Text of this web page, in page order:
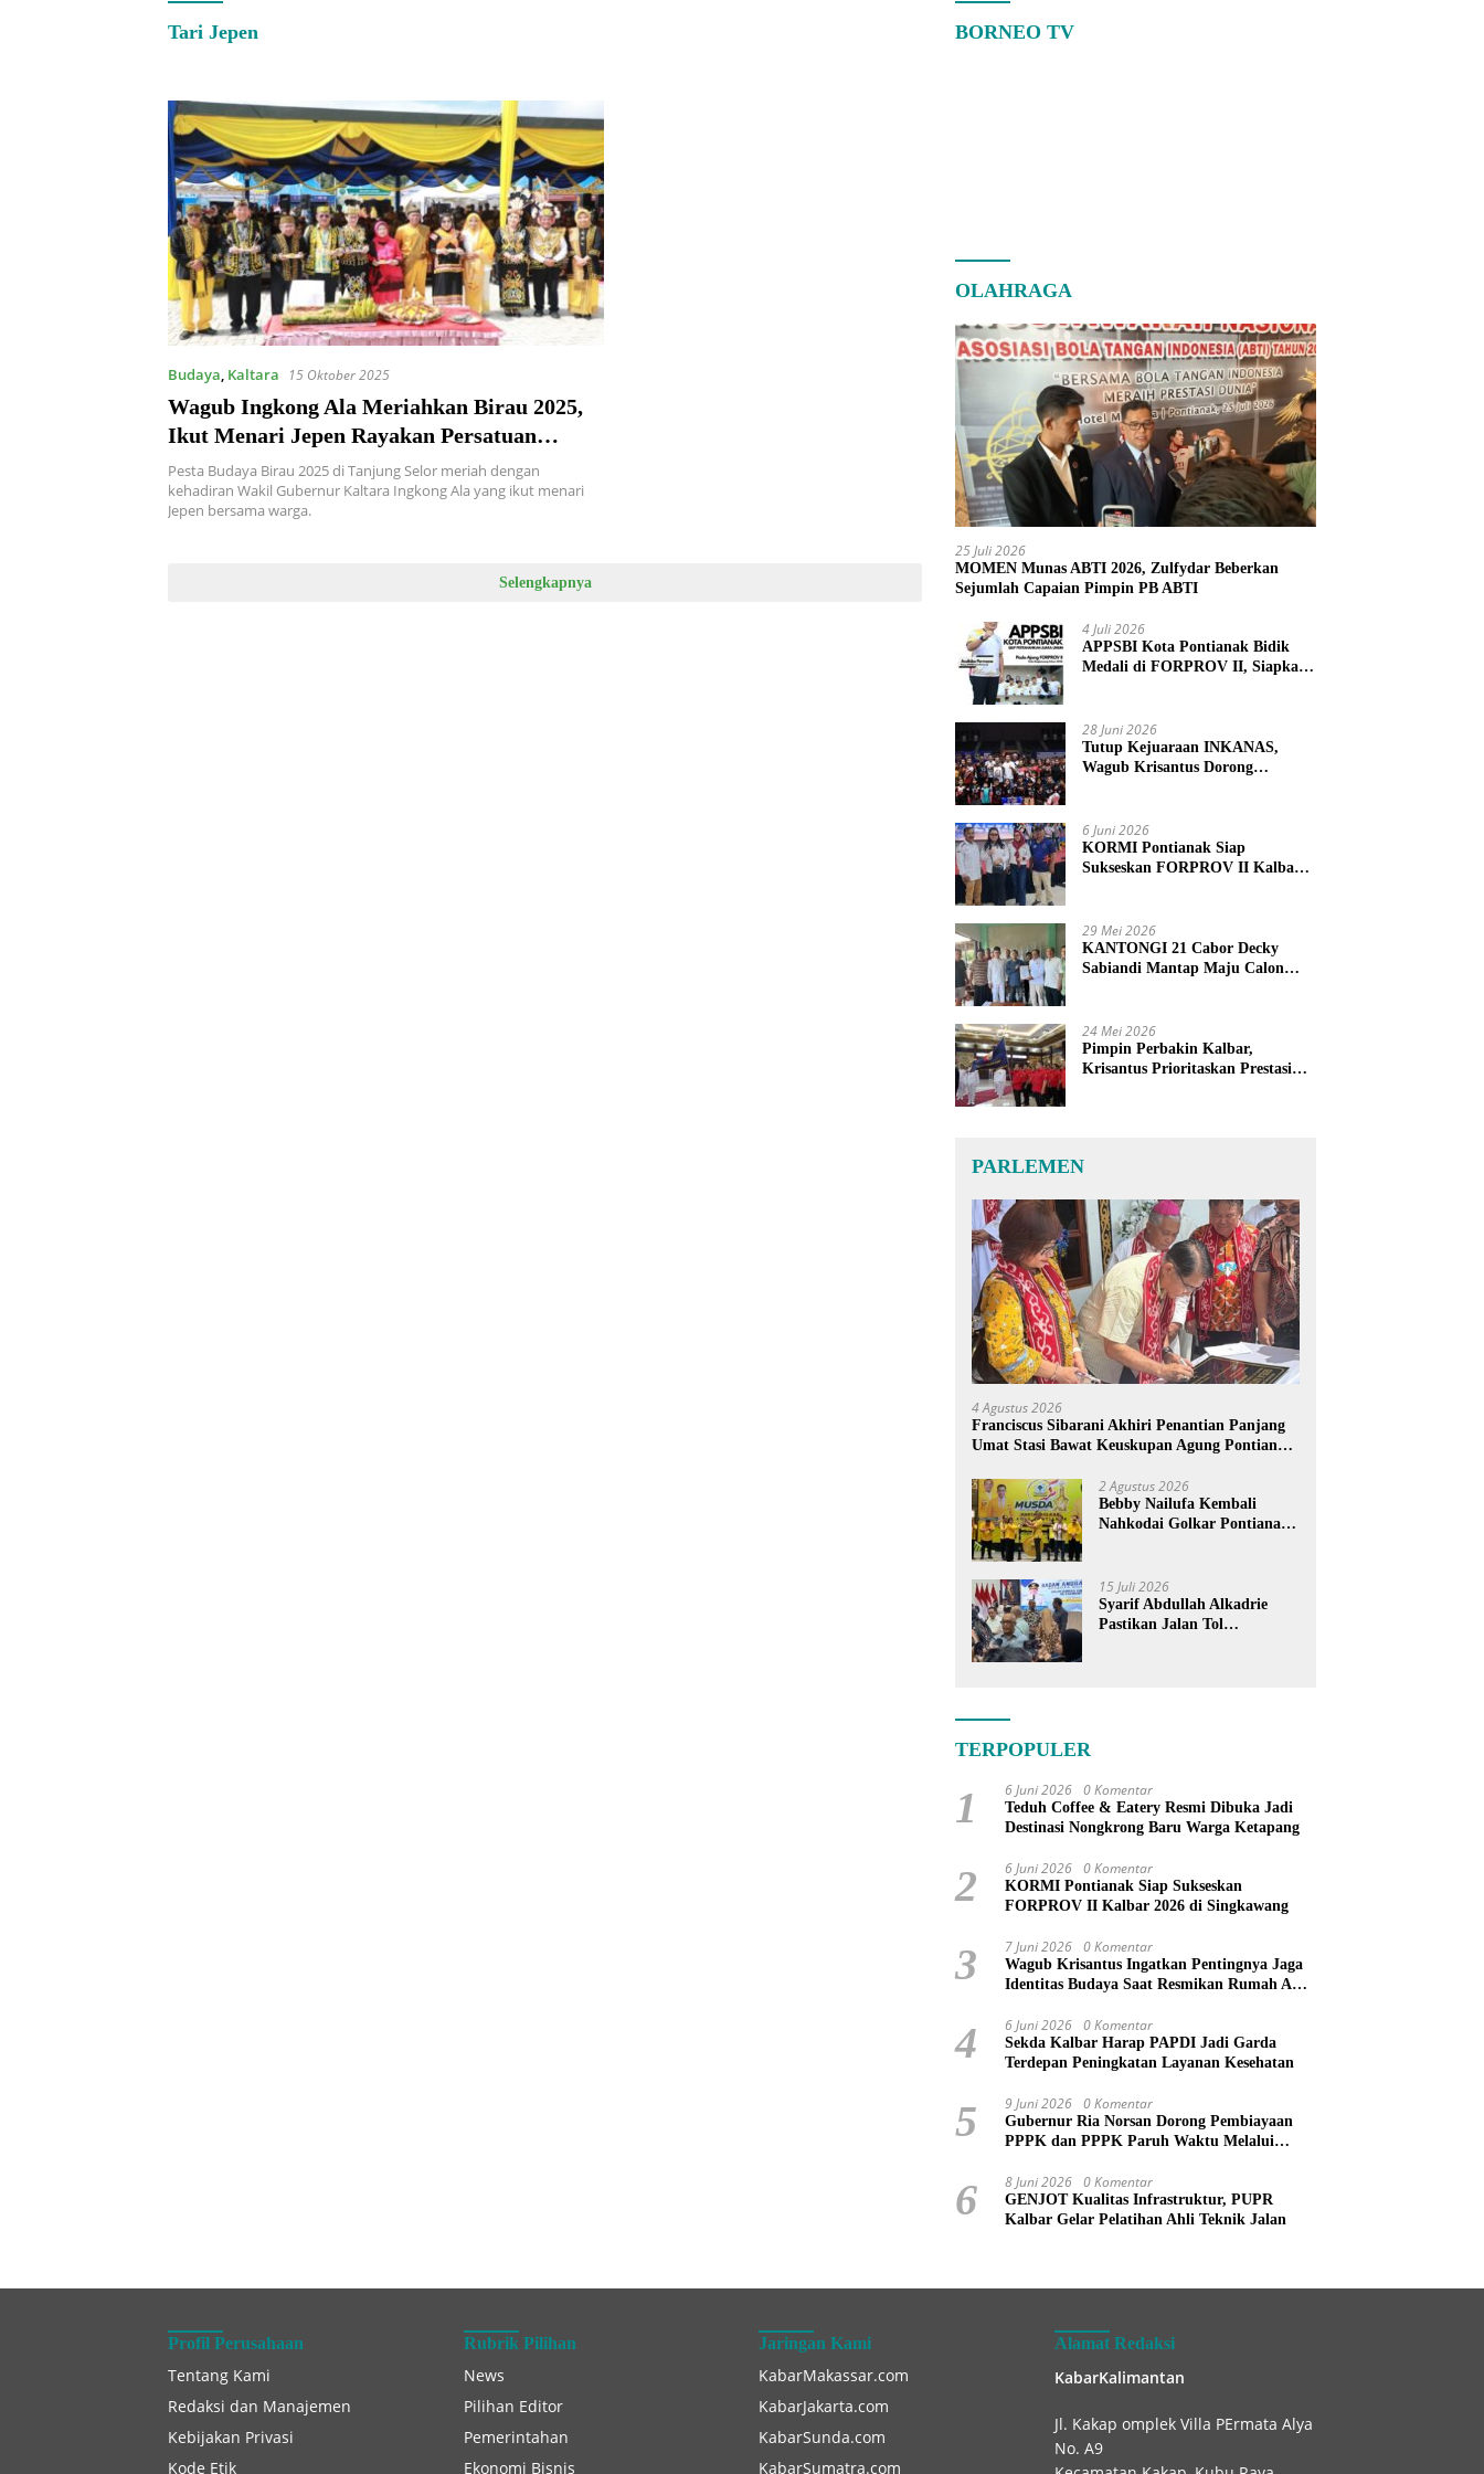
Tari Jepen
Budaya, Kaltara 15 Oktober 2025
Wagub Ingkong Ala Meriahkan Birau 2025,
Ikut Menari Jepen Rayakan Persatuan
Bulungan
Pesta Budaya Birau 2025 di Tanjung Selor meriah dengan
kehadiran Wakil Gubernur Kaltara Ingkong Ala yang ikut menari
Jepen bersama warga.
Selengkapnya
BORNEO TV
OLAHRAGA
25 Juli 2026
MOMEN Munas ABTI 2026, Zulfydar Beberkan
Sejumlah Capaian Pimpin PB ABTI
4 Juli 2026
APPSBI Kota Pontianak Bidik
Medali di FORPROV II, Siapkan
28 Juni 2026
Tutup Kejuaraan INKANAS,
Wagub Krisantus Dorong
6 Juni 2026
KORMI Pontianak Siap
Sukseskan FORPROV II Kalbar
29 Mei 2026
KANTONGI 21 Cabor Decky
Sabiandi Mantap Maju Calon
24 Mei 2026
Pimpin Perbakin Kalbar,
Krisantus Prioritaskan Prestasi
PARLEMEN
4 Agustus 2026
Franciscus Sibarani Akhiri Penantian Panjang
Umat Stasi Bawat Keuskupan Agung Pontianak,
2 Agustus 2026
Bebby Nailufa Kembali
Nahkodai Golkar Pontianak,
15 Juli 2026
Syarif Abdullah Alkadrie
Pastikan Jalan Tol
TERPOPULER
1 6 Juni 2026 0 Komentar
Teduh Coffee & Eatery Resmi Dibuka Jadi
Destinasi Nongkrong Baru Warga Ketapang
2 6 Juni 2026 0 Komentar
KORMI Pontianak Siap Sukseskan
FORPROV II Kalbar 2026 di Singkawang
3 7 Juni 2026 0 Komentar
Wagub Krisantus Ingatkan Pentingnya Jaga
Identitas Budaya Saat Resmikan Rumah Adat
4 6 Juni 2026 0 Komentar
Sekda Kalbar Harap PAPDI Jadi Garda
Terdepan Peningkatan Layanan Kesehatan
5 9 Juni 2026 0 Komentar
Gubernur Ria Norsan Dorong Pembiayaan
PPPK dan PPPK Paruh Waktu Melalui
6 8 Juni 2026 0 Komentar
GENJOT Kualitas Infrastruktur, PUPR
Kalbar Gelar Pelatihan Ahli Teknik Jalan
Profil Perusahaan
Tentang Kami
Redaksi dan Manajemen
Kebijakan Privasi
Kode Etik
Rubrik Pilihan
News
Pilihan Editor
Pemerintahan
Ekonomi Bisnis
Jaringan Kami
KabarMakassar.com
KabarJakarta.com
KabarSunda.com
KabarSumatra.com
Alamat Redaksi
KabarKalimantan
Jl. Kakap omplek Villa PErmata Alya
No. A9